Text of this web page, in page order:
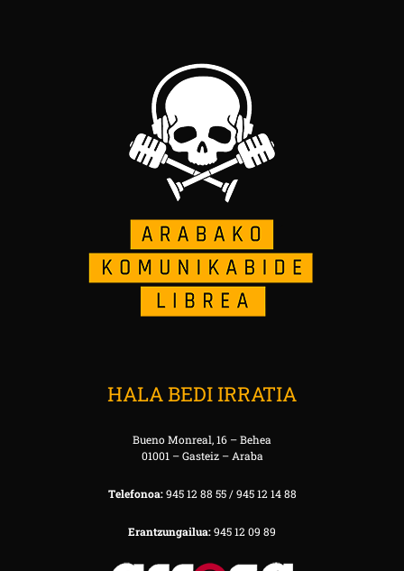
HALA BEDI IRRATIA
Bueno Monreal, 16 – Behea
01001 – Gasteiz – Araba
Telefonoa:945 12 88 55 / 945 12 14 88
Erantzungailua:945 12 09 89